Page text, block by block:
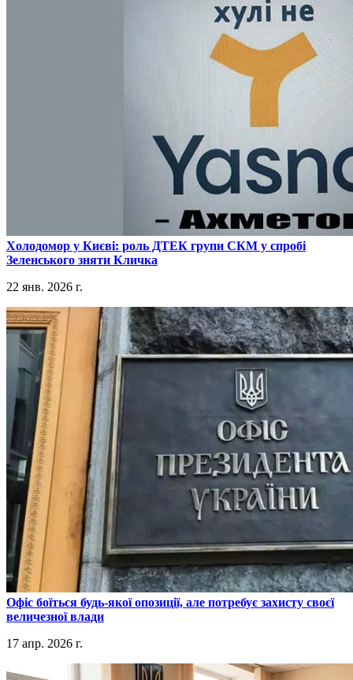
​Холодомор у Києві: роль ДТЕК групи СКМ у спробі
Зеленського зняти Кличка
22 янв. 2026 г.
​Офіс боїться будь-якої опозиції, але потребує захисту своєї
величезної влади
17 апр. 2026 г.